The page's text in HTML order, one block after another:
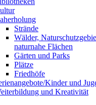
Strände
Wälder,
naturnahe Flächen
Gärten und Parks
Plätze
Friedhöfe
Kinder und
und Kreativität